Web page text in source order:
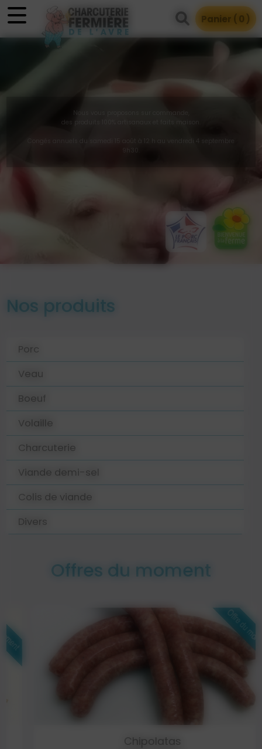
Panneau de gestion des cookies
Panier ( 0 )
Nous vous proposons sur commande,
des produits 100% artisanaux et faits maison.
Nos produits
Porc
Veau
Boeuf
Volaille
Charcuterie
Viande demi-sel
Colis de viande
Divers
Offres du moment
Chipolatas